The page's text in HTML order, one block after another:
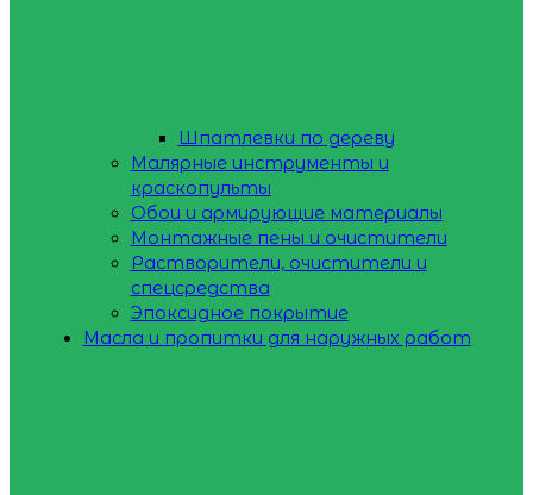
Шпатлевки по дереву
Малярные инструменты и
краскопульты
Обои и армирующие материалы
Монтажные пены и очистители
Растворители, очистители и
спецсредства
Эпоксидное покрытие
Масла и пропитки для наружных работ